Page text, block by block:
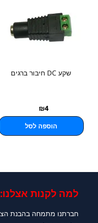
שקע DC חיבור ברגים
₪4
הוספה לסל
למה לקנות אצלנו:​
חברתנו מתמחה בהבנת